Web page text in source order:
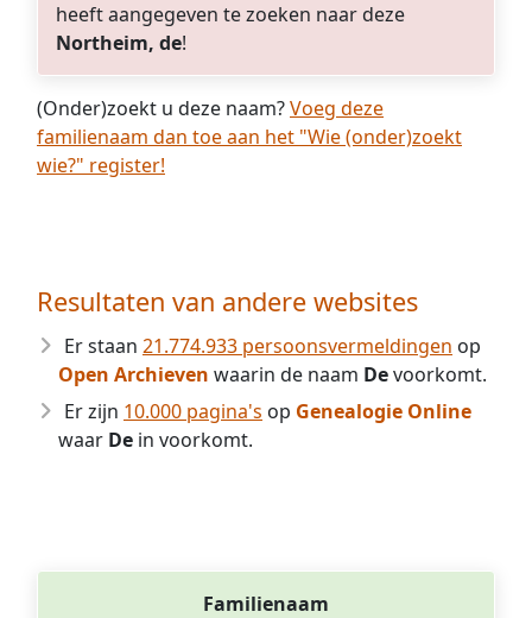
heeft aangegeven te zoeken naar deze
Northeim, de!
(Onder)zoekt u deze naam?Voeg deze
familienaam dan toe aan het "Wie (onder)zoekt
wie?" register!
Resultaten van andere websites
Er staan 21.774.933 persoonsvermeldingen op
Open Archieven waarin de naam Devoorkomt.
Er zijn 10.000 pagina's op Genealogie Online
waar De in voorkomt.
Familienaam